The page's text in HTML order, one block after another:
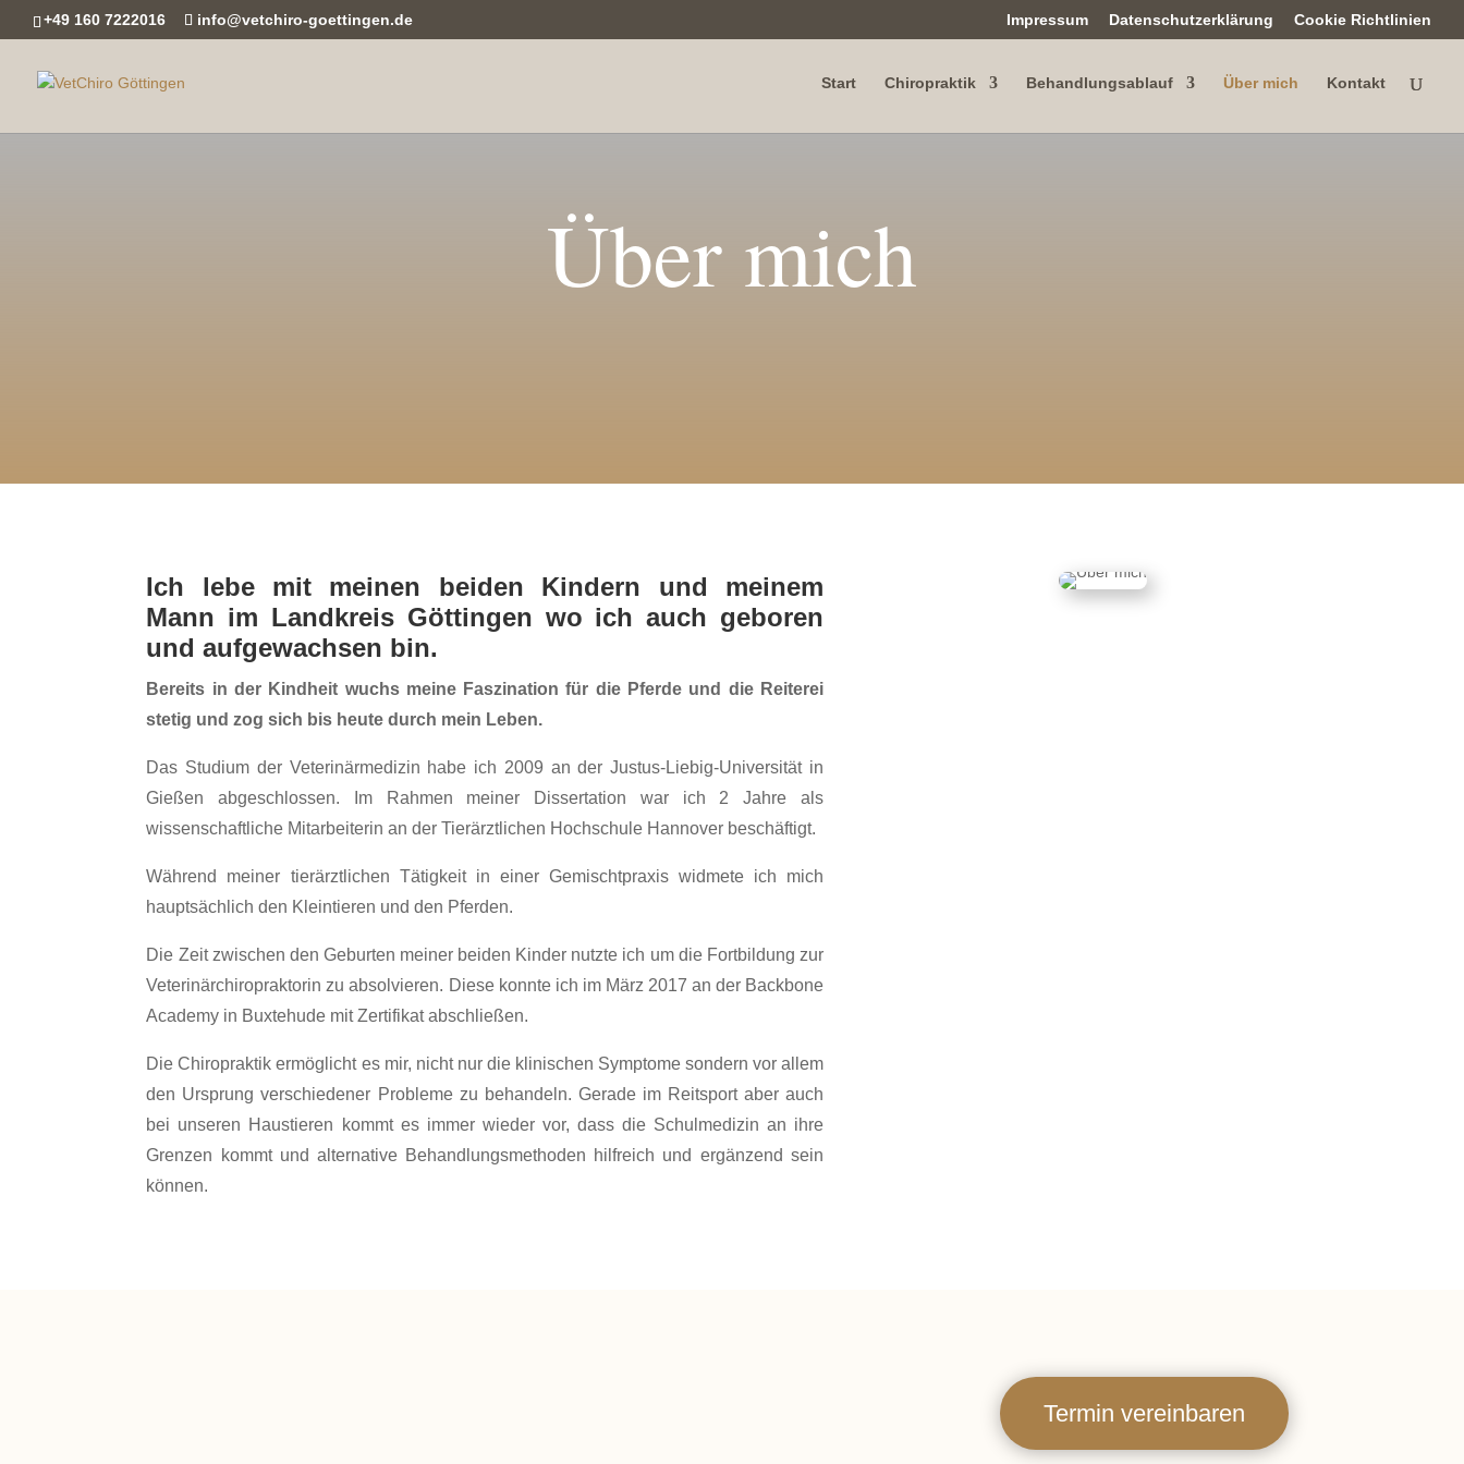
+49 160 7222016 info@vetchiro-goettingen.de Impressum Datenschutzerklärung Cookie Richtlinien
Start Chiropraktik Behandlungsablauf Über mich Kontakt
Über mich
Ich lebe mit meinen beiden Kindern und meinem
Mann im Landkreis Göttingen wo ich auch geboren
und aufgewachsen bin.
Bereits in der Kindheit wuchs meine Faszination für die Pferde und die Reiterei
stetig und zog sich bis heute durch mein Leben.
Das Studium der Veterinärmedizin habe ich 2009 an der Justus-Liebig-Universität in
Gießen abgeschlossen. Im Rahmen meiner Dissertation war ich 2 Jahre als
wissenschaftliche Mitarbeiterin an der Tierärztlichen Hochschule Hannover beschäftigt.
Während meiner tierärztlichen Tätigkeit in einer Gemischtpraxis widmete ich mich
hauptsächlich den Kleintieren und den Pferden.
Die Zeit zwischen den Geburten meiner beiden Kinder nutzte ich um die Fortbildung zur
Veterinärchiropraktorin zu absolvieren. Diese konnte ich im März 2017 an der Backbone
Academy in Buxtehude mit Zertifikat abschließen.
Die Chiropraktik ermöglicht es mir, nicht nur die klinischen Symptome sondern vor allem
den Ursprung verschiedener Probleme zu behandeln. Gerade im Reitsport aber auch
bei unseren Haustieren kommt es immer wieder vor, dass die Schulmedizin an ihre
Grenzen kommt und alternative Behandlungsmethoden hilfreich und ergänzend sein
können.
Termin vereinbaren